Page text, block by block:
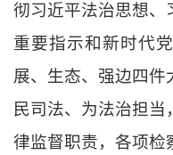
彻习近平法治思想、
重要指示和新时代
展、生态、强边四件
民司法、为法治担
律监督职责，各项检